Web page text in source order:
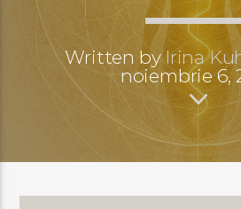
Written byIrina
noiembrie 6,